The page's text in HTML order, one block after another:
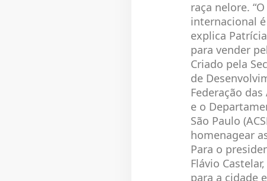
raça nelore.
internacional
explica
para vender
Criado pela
de
Federação
e o
São Paulo
homenagear
Para o
Flávio
para a cidade